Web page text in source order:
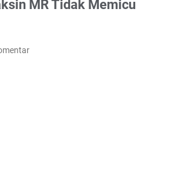
MR Tidak Memicu